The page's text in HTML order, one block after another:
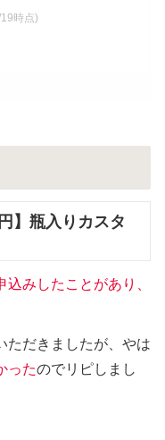
時点)
】瓶入りカスタ
込みしたことがあり、
ただきましたが、やは
ったのでリピしまし